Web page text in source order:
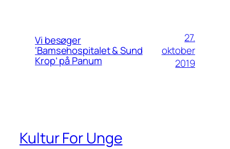
Vi besøger
‘Bamsehospitalet & Sund
Krop’ på Panum
27.
oktober
2019
Kultur For Unge